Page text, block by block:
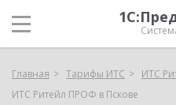
Главная Тарифы ИТС
ИТС
ИТС Ритейл ПРОФ в Пскове